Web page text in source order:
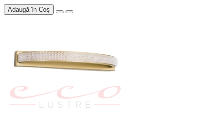
Adaugă în Coş